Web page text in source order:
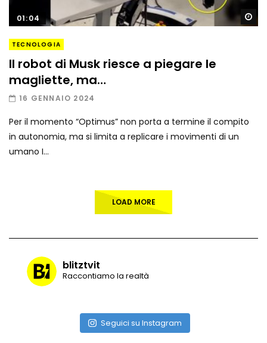
01:04
TECNOLOGIA
Il robot di Musk riesce a piegare le
magliette, ma…
16 GENNAIO 2024
Per il momento “Optimus” non porta a termine il compito
in autonomia, ma si limita a replicare i movimenti di un
umano I...
LOAD MORE
blitztvit
Raccontiamo la realtà
Seguici su Instagram